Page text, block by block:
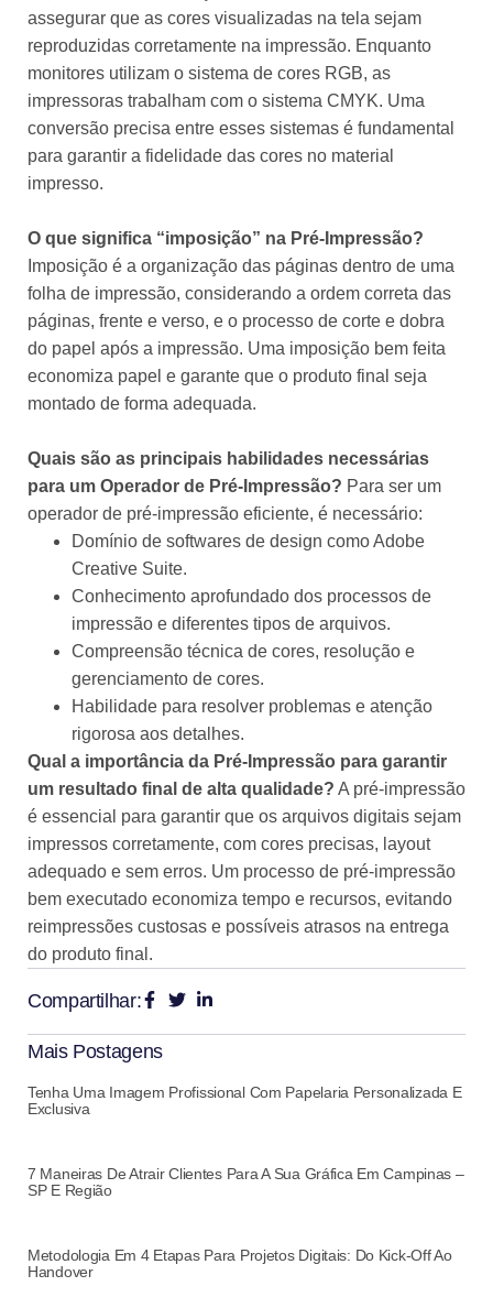
assegurar que as cores visualizadas na tela sejam
reproduzidas corretamente na impressão. Enquanto
monitores utilizam o sistema de cores RGB, as
impressoras trabalham com o sistema CMYK. Uma
conversão precisa entre esses sistemas é fundamental
para garantir a fidelidade das cores no material
impresso.
O que significa “imposição” na Pré-Impressão?
Imposição é a organização das páginas dentro de uma
folha de impressão, considerando a ordem correta das
páginas, frente e verso, e o processo de corte e dobra
do papel após a impressão. Uma imposição bem feita
economiza papel e garante que o produto final seja
montado de forma adequada.
Quais são as principais habilidades necessárias
para um Operador de Pré-Impressão? Para ser um
operador de pré-impressão eficiente, é necessário:
Domínio de softwares de design como Adobe
Creative Suite.
Conhecimento aprofundado dos processos de
impressão e diferentes tipos de arquivos.
Compreensão técnica de cores, resolução e
gerenciamento de cores.
Habilidade para resolver problemas e atenção
rigorosa aos detalhes.
Qual a importância da Pré-Impressão para garantir
um resultado final de alta qualidade? A pré-impressão
é essencial para garantir que os arquivos digitais sejam
impressos corretamente, com cores precisas, layout
adequado e sem erros. Um processo de pré-impressão
bem executado economiza tempo e recursos, evitando
reimpressões custosas e possíveis atrasos na entrega
do produto final.
Compartilhar:
Mais Postagens
Tenha Uma Imagem Profissional Com Papelaria Personalizada E
Exclusiva
7 Maneiras De Atrair Clientes Para A Sua Gráfica Em Campinas –
SP E Região
Metodologia Em 4 Etapas Para Projetos Digitais: Do Kick-Off Ao
Handover